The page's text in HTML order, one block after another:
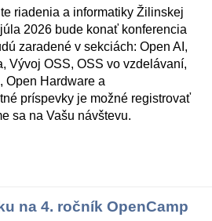
riadenia a informatiky Žilinskej
2026 bude konať konferencia
zaradené v sekciách: Open AI,
Vývoj OSS, OSS vo vzdelávaní,
Open Hardware a
príspevky je možné registrovať
sa na Vašu návštevu.
na 4. ročník OpenCamp